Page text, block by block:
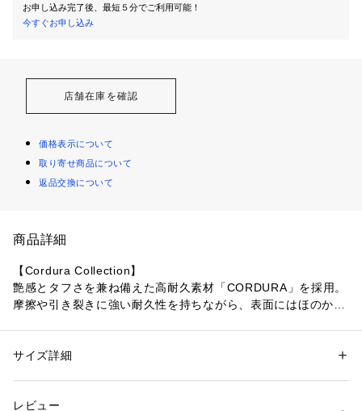
お申し込み完了後、最短５分でご利用可能！
今すぐお申し込み
店舗在庫を確認
価格表示について
取り寄せ商品について
返品交換について
商品詳細
【Cordura Collection】
艶感とタフさを兼ね備えた高耐久素材「CORDURA」を採用。
摩擦や引き裂きに強い耐久性を持ちながら、表面にはほのかな
もフィットする、美しさと耐久性を兼ね備えたコレクションで
どんなスタイリングにも合わせやすい、微かな光沢のあるブラ
性別：レディース
素材：ナイロン
サイズ詳細
レビュー